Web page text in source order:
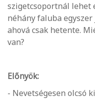
szigetcsoportnál lehet
néhány faluba
ahová csak hetente.
van?
Előnyök:
- Nevetségesen olcsó